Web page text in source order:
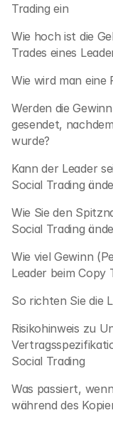
Trading ein
Wie hoch ist die
Trades eines
Wie wird man eine
Werden die
gesendet,
wurde?
Kann der Leader
Social Trading
Wie Sie den
Social Trading
Wie viel Gewinn
Leader beim Copy
So richten Sie die
Risikohinweis zu
Social Trading
Was passiert,
während des